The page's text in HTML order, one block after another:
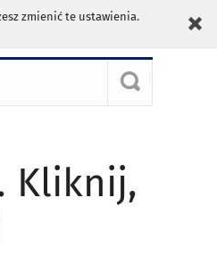
zmienić te ustawienia.
Kliknij,